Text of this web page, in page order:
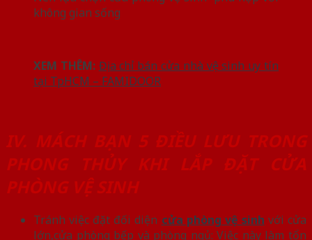
không gian sống
XEM THÊM: Địa chỉ bán cửa nhà vệ sinh uy tín
tại TpHCM – FAMIDOOR
IV. MÁCH BẠN 5 ĐIỀU LƯU TRONG
PHONG THỦY KHI LẮP ĐẶT CỬA
PHÒNG VỆ SINH
Tránh việc đặt đối diện cửa phòng vệ sinh với cửa
lớn,cửa phòng bếp và phòng ngủ: Việc này làm tổn